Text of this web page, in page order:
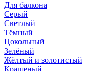
Для балкона
Серый
Светлый
Тёмный
Цокольный
Зелёный
Жёлтый и золотистый
Крашеный